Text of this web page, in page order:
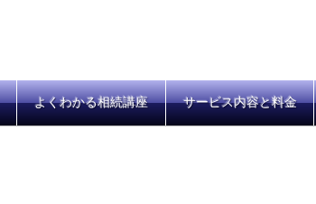
よくわかる相続講座 サービス内容と料金